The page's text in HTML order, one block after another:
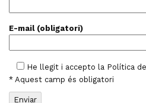
E-mail (obligatori)
He llegit i accepto la Política
* Aquest camp és obligatori